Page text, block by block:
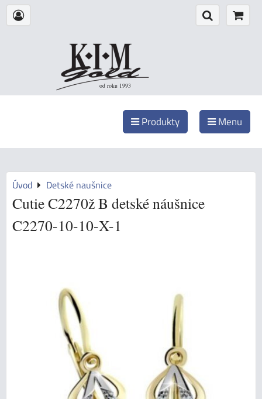
od roku 1993
Produkty Menu
Úvod Detské naušnice
Cutie C2270ž B detské náušnice
C2270-10-10-X-1